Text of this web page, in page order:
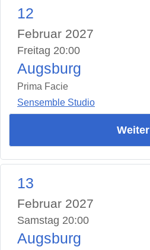
12
Februar 2027
Freitag 20:00
Augsburg
Prima Facie
Sensemble Studio
Weiter
13
Februar 2027
Samstag 20:00
Augsburg